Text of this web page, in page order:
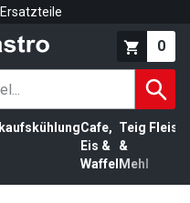
Ersatzteile
0
Cafe,
Eis &
Waffel
Teig
&
Mehl